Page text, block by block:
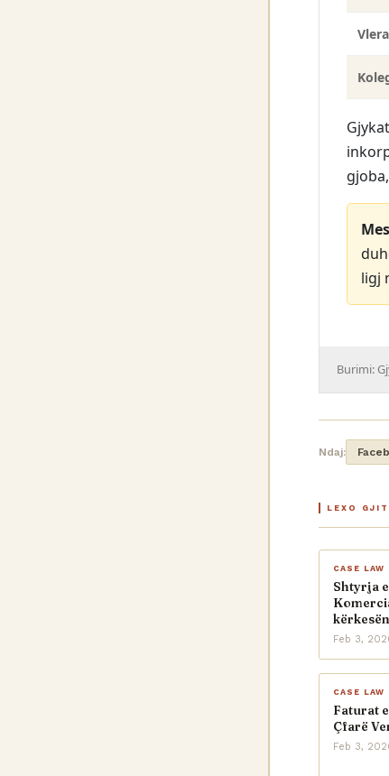
ligj
Burimi:
Ndaj:
LEXO
CASE LAW
Shtyrja
Feb 3,
CASE LAW
Faturat
Çfarë
Feb 3,